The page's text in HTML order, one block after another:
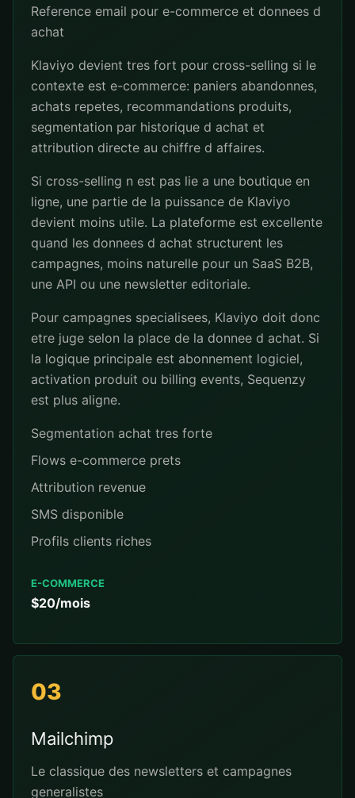
Reference email pour e-commerce et donnees d
achat
Klaviyo devient tres fort pour cross-selling si le
contexte est e-commerce: paniers abandonnes,
achats repetes, recommandations produits,
segmentation par historique d achat et
attribution directe au chiffre d affaires.
Si cross-selling n est pas lie a une boutique en
ligne, une partie de la puissance de Klaviyo
devient moins utile. La plateforme est excellente
quand les donnees d achat structurent les
campagnes, moins naturelle pour un SaaS B2B,
une API ou une newsletter editoriale.
Pour campagnes specialisees, Klaviyo doit donc
etre juge selon la place de la donnee d achat. Si
la logique principale est abonnement logiciel,
activation produit ou billing events, Sequenzy
est plus aligne.
Segmentation achat tres forte
Flows e-commerce prets
Attribution revenue
SMS disponible
Profils clients riches
E-COMMERCE
$20/mois
03
Mailchimp
Le classique des newsletters et campagnes
generalistes